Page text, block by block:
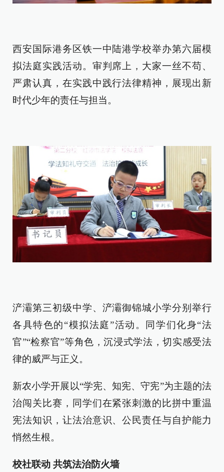
西安国际港务区铁一中陆港学校举办第六届模
拟法庭实践活动。审判席上，大家一丝不苟、
严肃认真，在实践中践行法律精神，展现出新
时代少年的责任与担当。
浐灞第三初级中学、浐灞御锦城小学分别举行
各具特色的“模拟法庭”活动。同学们化身“法
官”“检察官”等角色，沉浸式学法，切实感受法
律的威严与正义。
新农小学开展以“学宪、知宪、守宪”为主题的法
治闯关比赛，同学们在紧张刺激的比拼中重温
宪法知识，让法治意识、公民责任与自护能力
悄然生根。
校社联动 共筑法治防火墙